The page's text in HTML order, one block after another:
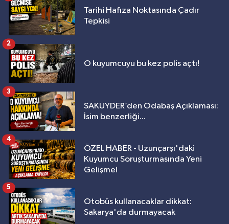
Tarihi Hafıza Noktasında Çadır
Tepkisi
O kuyumcuyu bu kez polis açtı!
2
SAKUYDER’den Odabaş Açıklaması:
İsim benzerliği...
3
ÖZEL HABER - Uzunçarşı'daki
Kuyumcu Soruşturmasında Yeni
Gelişme!
4
Otobüs kullanacaklar dikkat:
Sakarya'da durmayacak
5